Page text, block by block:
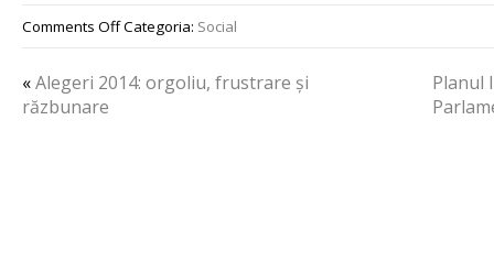
Comments OffCategoria: Social
«Alegeri 2014: orgoliu, frustrare și
răzbunare
Planul